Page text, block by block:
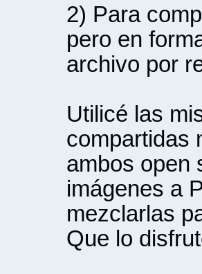
2) Para
pero en
archivo por
Utilicé las
compartidas
ambos open
imágenes a
mezclarlas
Que lo